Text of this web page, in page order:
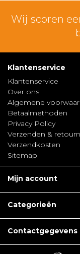
Wij scoren
Klantenservice
Klantenservice
Over ons
Algemene
Betaalmethoden
Privacy Policy
Verzenden &
Verzendkosten
Sitemap
Mijn account
Categorieën
Contactgegevens